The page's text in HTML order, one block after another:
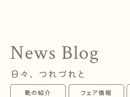
オンラインショ
お問い合
News Blog
日々、つれづれと
靴の紹介 フェア情報